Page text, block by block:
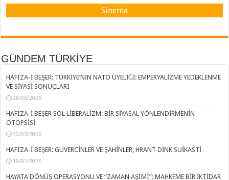
Sinema
GÜNDEM TÜRKİYE
HAFIZA-İ BEŞER: TÜRKİYE’NİN NATO ÜYELİĞİ: EMPERYALİZME YEDEKLENME
VE SİYASİ SONUÇLARI
28/06/2026
HAFIZA-İ BEŞER SOL LİBERALİZM: BİR SİYASAL YÖNLENDİRMENİN
OTOPSİSİ
30/03/2026
HAFIZA-İ BEŞER: GÜVERCİNLER VE ŞAHİNLER, HRANT DİNK SUİKASTİ
19/01/2026
HAYATA DÖNÜŞ OPERASYONU VE “ZAMAN AŞIMI”: MAHKEME BİR İKTİDAR